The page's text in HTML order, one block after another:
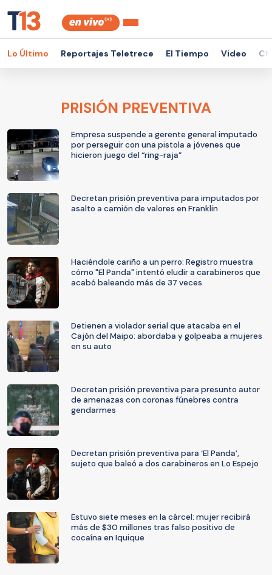
Lo Último Reportajes Teletrece El Tiempo Video
PRISIÓN PREVENTIVA
Empresa suspende a gerente general imputado
por perseguir con una pistola a jóvenes que
hicieron juego del “ring-raja”
Decretan prisión preventiva para imputados por
asalto a camión de valores en Franklin
Haciéndole cariño a un perro: Registro muestra
cómo "El Panda" intentó eludir a carabineros que
acabó baleando más de 37 veces
Detienen a violador serial que atacaba en el
Cajón del Maipo: abordaba y golpeaba a mujeres
en su auto
Decretan prisión preventiva para presunto autor
de amenazas con coronas fúnebres contra
gendarmes
Decretan prisión preventiva para ‘El Panda’,
sujeto que baleó a dos carabineros en Lo Espejo
Estuvo siete meses en la cárcel: mujer recibirá
más de $30 millones tras falso positivo de
cocaína en Iquique